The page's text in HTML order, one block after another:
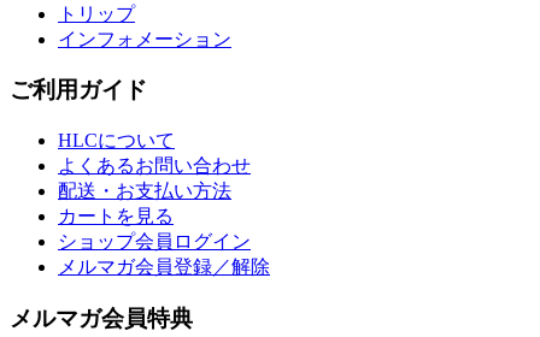
トリップ
インフォメーション
ご利用ガイド
HLCについて
よくあるお問い合わせ
配送・お支払い方法
カートを見る
ショップ会員ログイン
メルマガ会員登録／解除
メルマガ会員特典